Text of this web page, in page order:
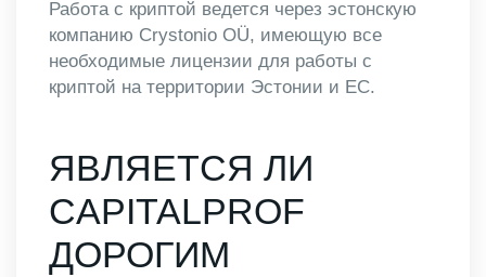
Работа с криптой ведется через эстонскую
компанию Crystonio OÜ, имеющую все
необходимые лицензии для работы с
криптой на территории Эстонии и ЕС.
ЯВЛЯЕТСЯ ЛИ
CAPITALPROF
ДОРОГИМ